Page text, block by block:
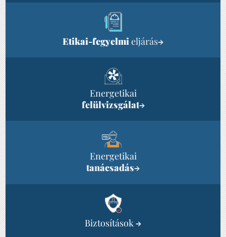
Etikai-fegyelmieljárás→
Energetikai
felülvizsgálat→
Energetikai
tanácsadás→
Biztosítások →